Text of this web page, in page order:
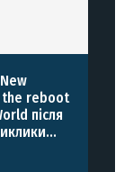
the reboot
після